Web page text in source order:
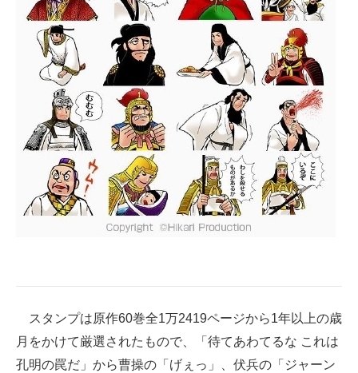
IT製品の技術・比較・事例
製造業のIT導入・活用を支援
モノづくり技術者専門サイト
エレクトロニクス専門サイト
電子設計の基本と応用
エネルギーの専門メディア
建設×テクノロジーの最前線
スタンプは原作60巻全1万2419ページから1年以上の歳
月をかけて厳選されたもので、「待てあわてるな これは
孔明の罠だ」から曹操の「げぇっ」、伏兵の「ジャーン